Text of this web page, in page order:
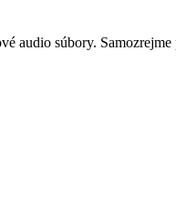
audio súbory.